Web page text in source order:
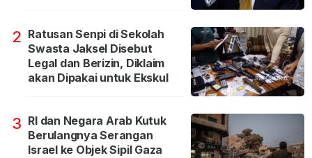
2 Ratusan Senpi di Sekolah
Swasta Jaksel Disebut
Legal dan Berizin, Diklaim
akan Dipakai untuk Ekskul
3 RI dan Negara Arab Kutuk
Berulangnya Serangan
Israel ke Objek Sipil Gaza